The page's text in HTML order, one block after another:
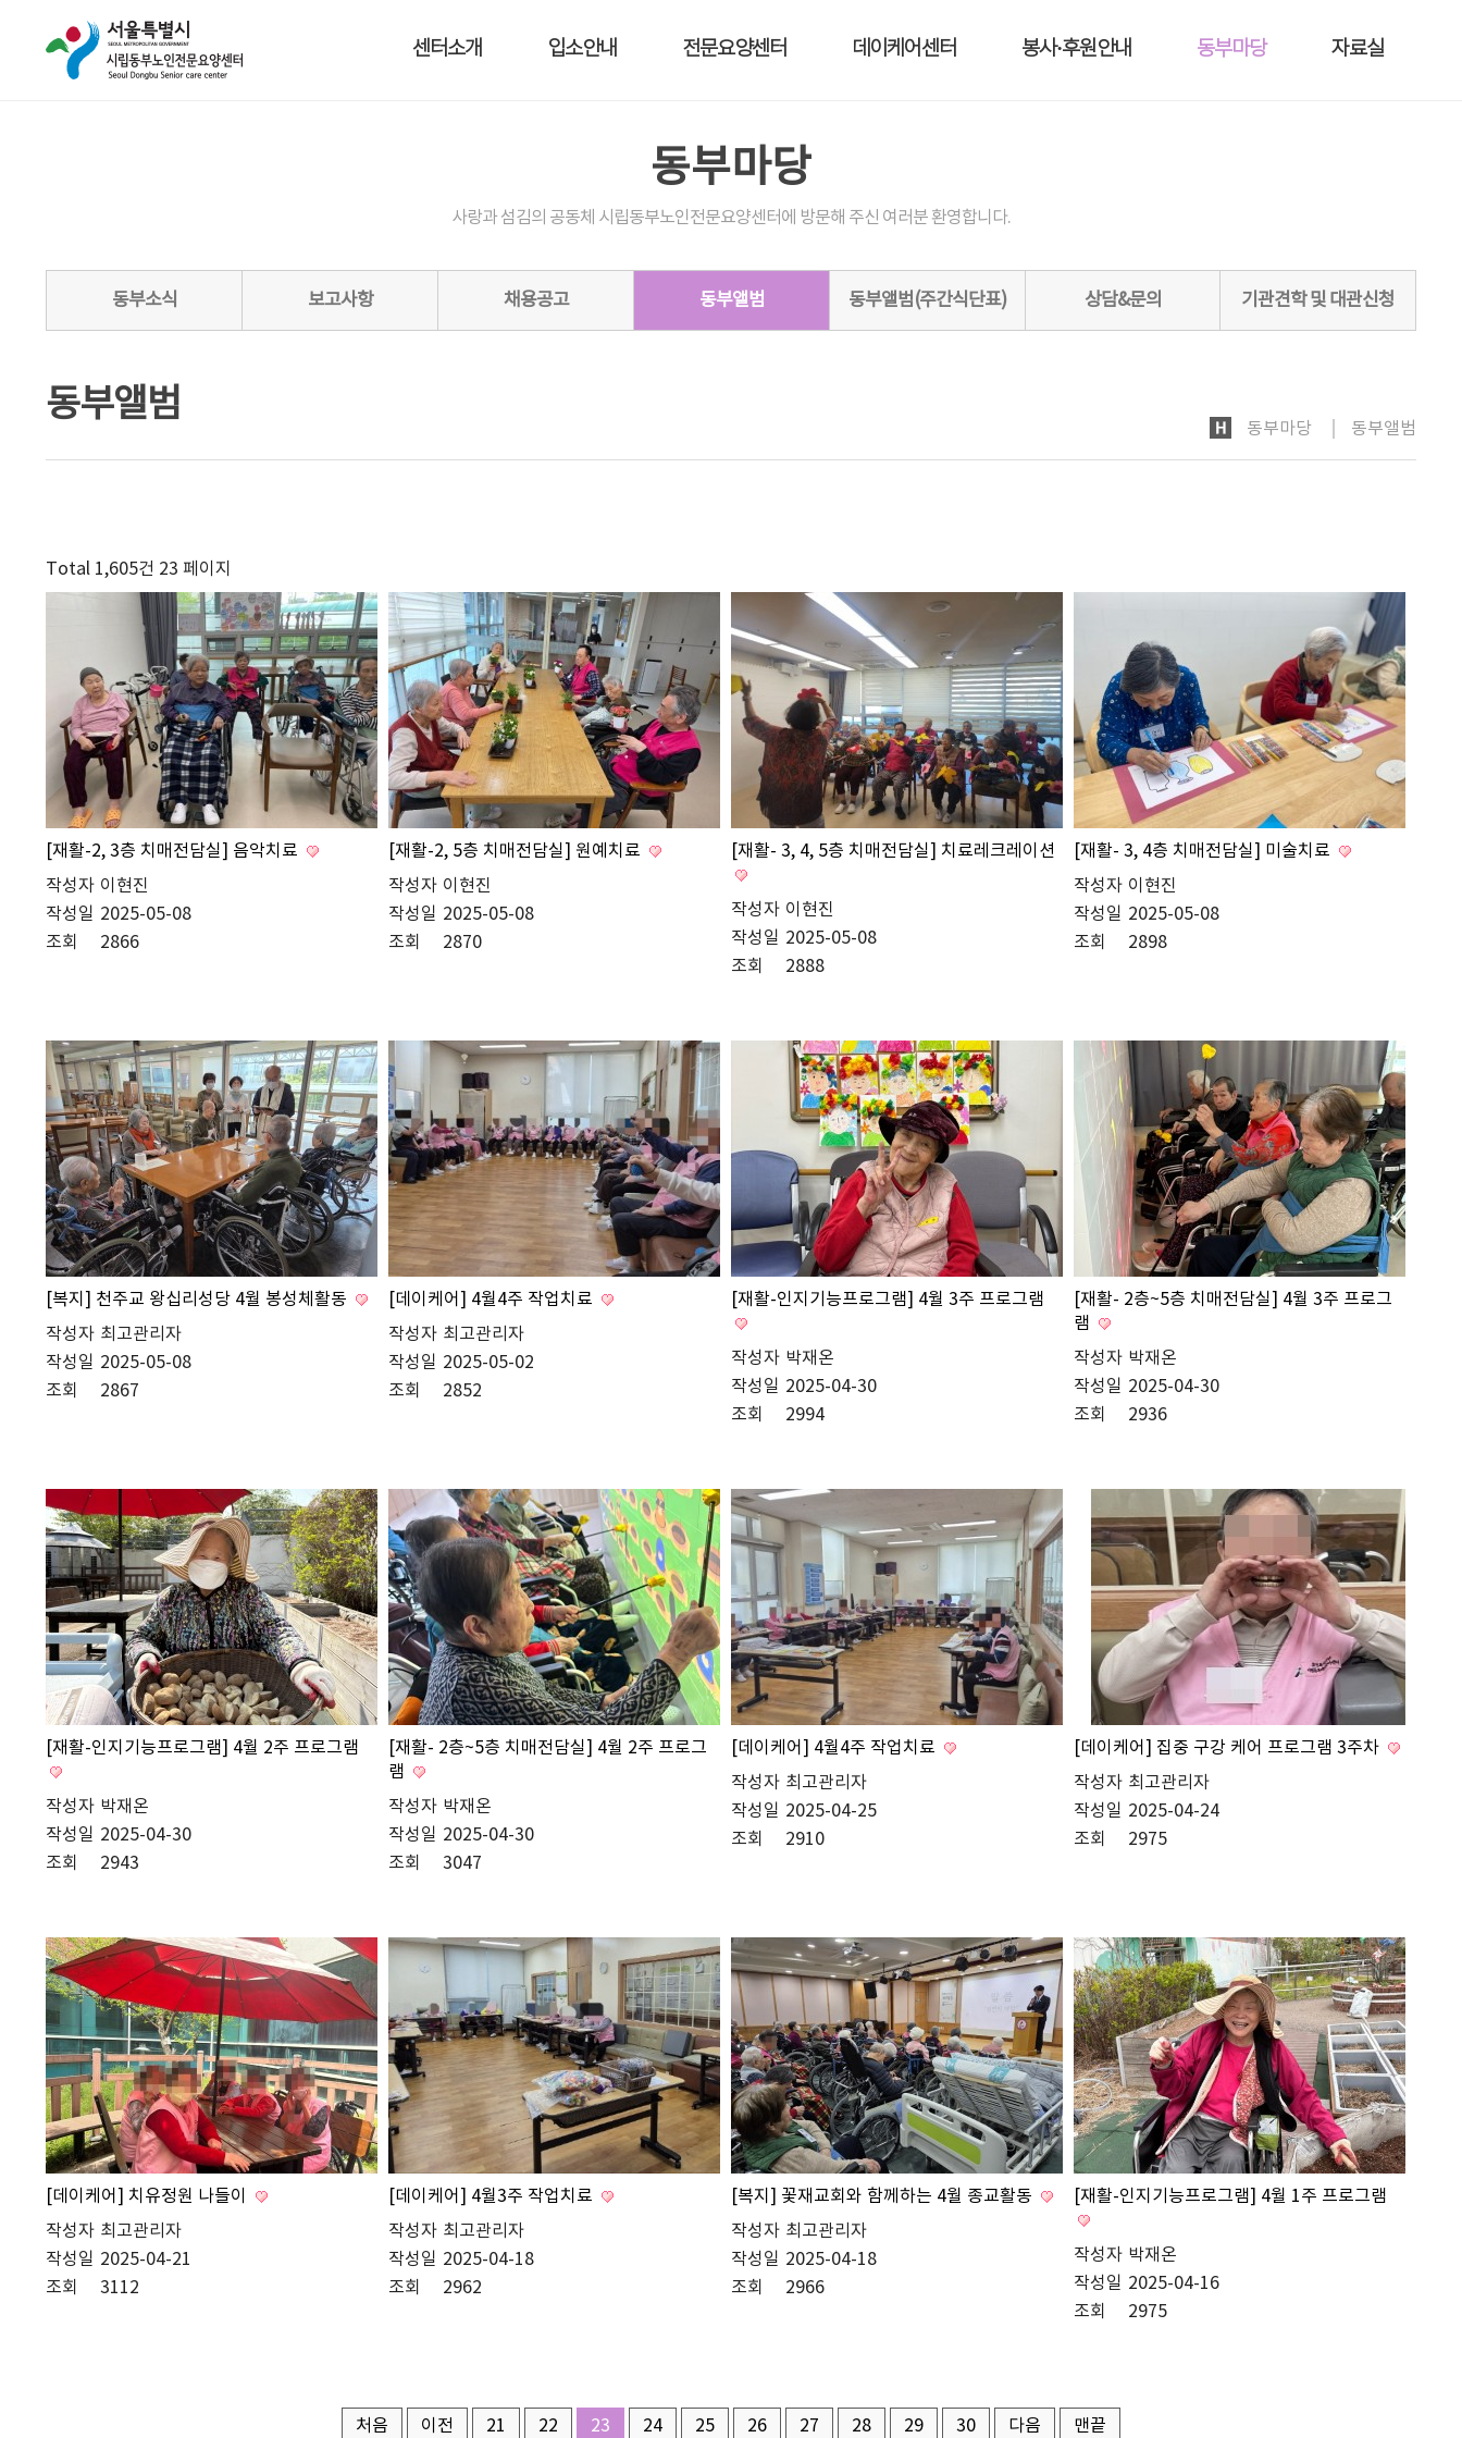
센터소개 입소안내 전문요양센터 데이케어센터 봉사·후원안내 동부마당 자료실
동부마당
사랑과 섬김의 공동체 시립동부노인전문요양센터에 방문해 주신 여러분 환영합니다.
동부소식 보고사항 채용공고 동부앨범 동부앨범(주간식단표) 상담&문의 기관견학 및 대관신청
동부앨범 HOME
동부마당 동부앨범
Total 1,605건 23 페이지
[재활-2, 3층 치매전담실] 음악치료
작성자 이현진
작성일 2025-05-08
조회
2866
[재활-2, 5층 치매전담실] 원예치료
작성자 이현진
작성일 2025-05-08
조회
2870
[재활- 3, 4, 5층 치매전담실] 치료레크레이션
작성자 이현진
작성일 2025-05-08
조회
2888
[재활- 3, 4층 치매전담실] 미술치료
작성자 이현진
작성일 2025-05-08
조회
2898
[복지] 천주교 왕십리성당 4월 봉성체활동
작성자 최고관리자
작성일 2025-05-08
조회
2867
[데이케어] 4월4주 작업치료
작성자 최고관리자
작성일 2025-05-02
조회
2852
[재활-인지기능프로그램] 4월 3주 프로그램
작성자 박재온
작성일 2025-04-30
조회
2994
[재활- 2층~5층 치매전담실] 4월 3주 프로그
램
작성자 박재온
작성일 2025-04-30
조회
2936
[재활-인지기능프로그램] 4월 2주 프로그램
작성자 박재온
작성일 2025-04-30
조회
2943
[재활- 2층~5층 치매전담실] 4월 2주 프로그
램
작성자 박재온
작성일 2025-04-30
조회
3047
[데이케어] 4월4주 작업치료
작성자 최고관리자
작성일 2025-04-25
조회
2910
[데이케어] 집중 구강 케어 프로그램 3주차
작성자 최고관리자
작성일 2025-04-24
조회
2975
[데이케어] 치유정원 나들이
작성자 최고관리자
작성일 2025-04-21
조회
3112
[데이케어] 4월3주 작업치료
작성자 최고관리자
작성일 2025-04-18
조회
2962
[복지] 꽃재교회와 함께하는 4월 종교활동
작성자 최고관리자
작성일 2025-04-18
조회
2966
[재활-인지기능프로그램] 4월 1주 프로그램
작성자 박재온
작성일 2025-04-16
조회
2975
처음 이전 21 22 23 24 25 26 27 28 29 30 다음 맨끝